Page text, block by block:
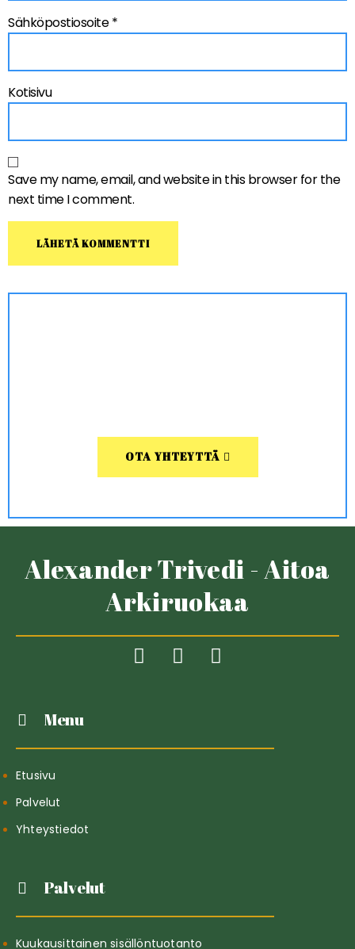
Sähköpostiosoite*
Kotisivu
Save my name, email, and website in this browser for the
next time I comment.
OTA YHTEYTTÄ
Alexander Trivedi - Aitoa
Arkiruokaa
Menu
Etusivu
Palvelut
Yhteystiedot
Palvelut
Kuukausittainen sisällöntuotanto